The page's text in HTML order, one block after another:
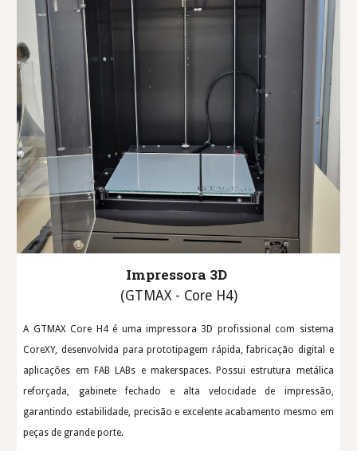
Impressora 3D
(GTMAX - Core H4)
A GTMAX Core H4 é uma impressora 3D profissional com sistema
CoreXY, desenvolvida para prototipagem rápida, fabricação digital e
aplicações em FAB LABs e makerspaces. Possui estrutura metálica
reforçada, gabinete fechado e alta velocidade de impressão,
garantindo estabilidade, precisão e excelente acabamento mesmo em
peças de grande porte.